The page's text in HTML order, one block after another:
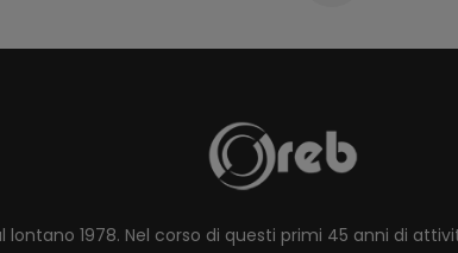
lontano 1978. Nel corso di questi primi 45 anni di